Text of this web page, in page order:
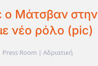
ο Μάτσβαν στην
νέο ρόλο (pic)
Press Room | Αδριατική